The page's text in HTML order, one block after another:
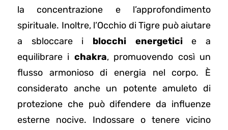
la concentrazione e l’approfondimento
spirituale. Inoltre, l’Occhio di Tigre può aiutare
a sbloccare i blocchi energeticie a
equilibrare i chakra, promuovendo così un
flusso armonioso di energia nel corpo. È
considerato anche un potente amuleto di
protezione che può difendere da influenze
esterne nocive. Indossare o tenere vicino